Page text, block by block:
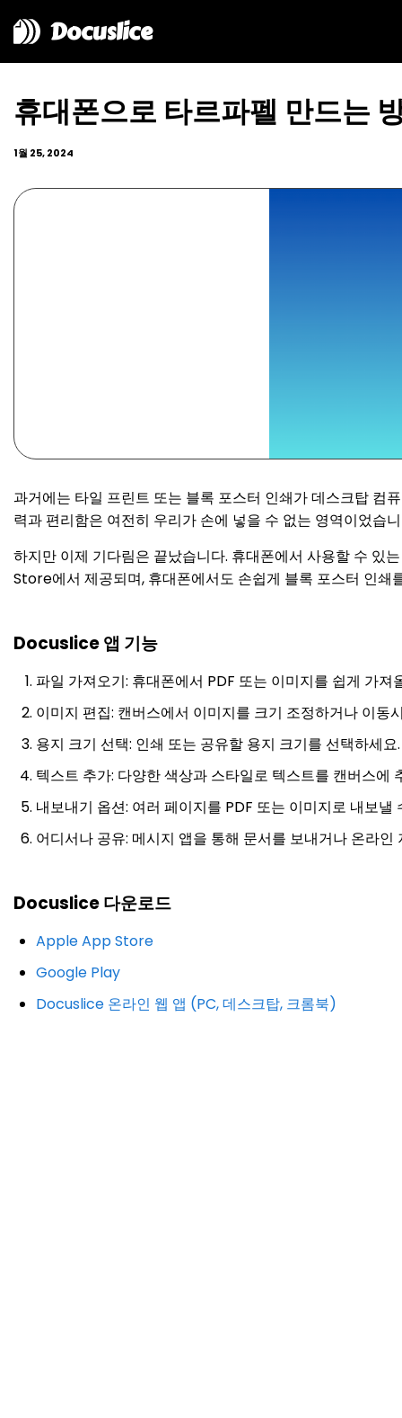
Docuslice
휴대폰으로 타르파펠 만드는
1월 25, 2024
과거에는 타일 프린트 또는 블록 포스터 인쇄가 데스크탑 컴
력과 편리함은 여전히 우리가 손에 넣을 수 없는 영역이었습
하지만 이제 기다림은 끝났습니다. 휴대폰에서 사용할 수
Store에서 제공되며, 휴대폰에서도 손쉽게 블록 포스터 인쇄
Docuslice 앱 기능
파일 가져오기: 휴대폰에서 PDF 또는 이미지를 쉽게 가져
이미지 편집: 캔버스에서 이미지를 크기 조정하거나 이동
용지 크기 선택: 인쇄 또는 공유할 용지 크기를 선택하세
텍스트 추가: 다양한 색상과 스타일로 텍스트를 캔버스에
내보내기 옵션: 여러 페이지를 PDF 또는 이미지로 내보낼
어디서나 공유: 메시지 앱을 통해 문서를 보내거나 온라인
Docuslice 다운로드
Apple App Store
Google Play
Docuslice 온라인 웹 앱 (PC, 데스크탑, 크롬북)